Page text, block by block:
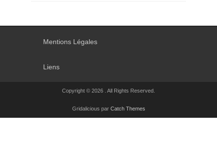
Mentions Légales
Liens
Copyright © 2026 . All Rights Reserved.
Gridalicious par Catch Themes